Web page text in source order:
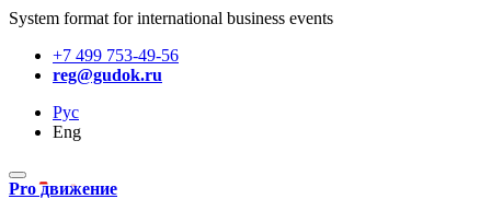
System format for international business events
+7 499 753-49-56
reg@gudok.ru
Рус
Eng
Pro движение